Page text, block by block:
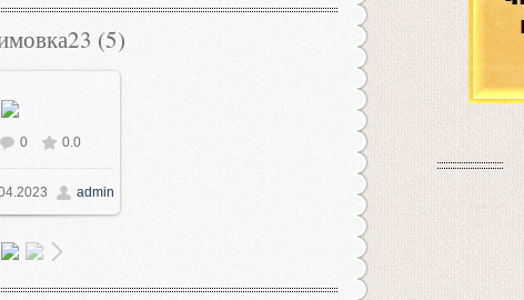
(5)
размере
/ 288.5Kb
0 0.0
admin